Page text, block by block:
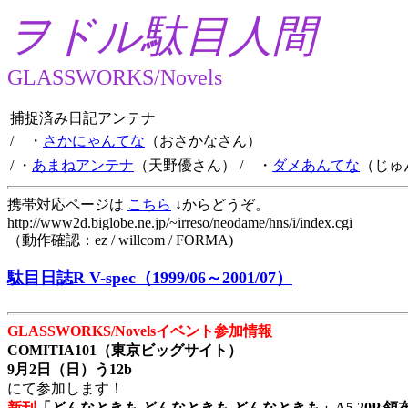
ヲドル駄目人間
GLASSWORKS/Novels
捕捉済み日記アンテナ
/ ・ さかにゃんてな （おさかなさん）
/ ・ あまねアンテナ （天野優さん） / ・ ダメあんてな （じ
携帯対応ページは こちら ↓からどうぞ。
http://www2d.biglobe.ne.jp/~irreso/neodame/hns/i/index.cgi
（動作確認：ez / willcom / FORMA)
駄目日誌R V-spec（1999/06～2001/07）
GLASSWORKS/Novelsイベント参加情報
COMITIA101（東京ビッグサイト）
9月2日（日）う12b
にて参加します！